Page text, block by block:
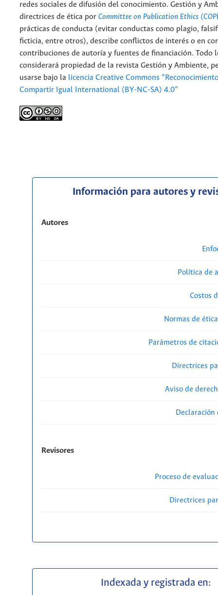
redes sociales de difusión del conocimiento. Gestión y
directrices de ética por Committee on Publication Ethics
prácticas de conducta (evitar conductas como plagio,
ficticia, entre otros), describe conflictos de interés o en
contribuciones de autoría y fuentes de financiación. Todo
considerará propiedad de la revista Gestión y Ambiente,
usarse bajo la licencia Creative Commons
Compartir Igual International (BY-NC-SA) 4.0”
Información para autores y
Autores
Política de
Costos
Normas de
Parámetros de
Directrices
Aviso de
Revisores
Proceso de
Directrices
Indexada y registrada en: